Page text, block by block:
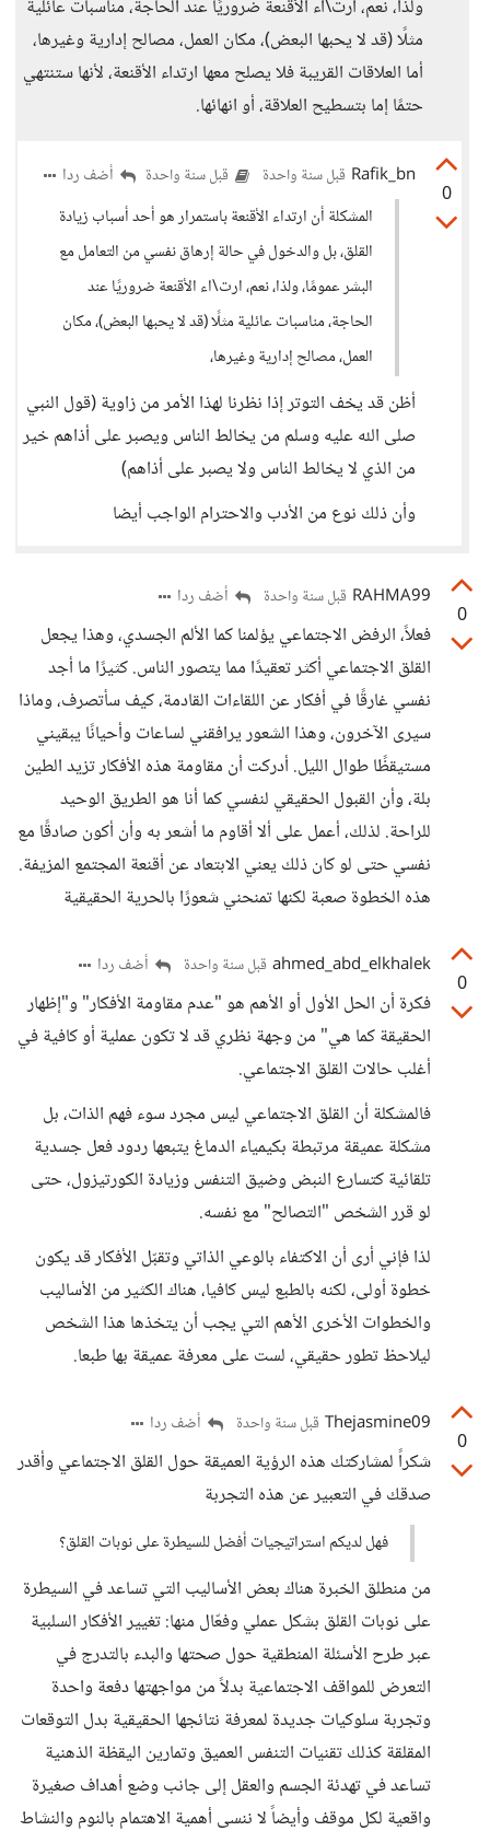
ولذا، نعم، ارت\اء الأقنعة ضروريًا عند الحاجة، مناسبات عائلية
مثلًا (قد لا يحبها البعض)، مكان العمل، مصالح إدارية وغيرها،
أما العلاقات القريبة فلا يصلح معها ارتداء الأقنعة، لأنها ستنتهي
حتمًا إما بتسطيح العلاقة، أو انهائها.
0
Rafik_bn قبل سنة واحدة قبل سنة واحدة
أضف ردا
المشكلة أن ارتداء الأقنعة باستمرار هو أحد أسباب زيادة
القلق، بل والدخول في حالة إرهاق نفسي من التعامل مع
البشر عمومًا، ولذا، نعم، ارت\اء الأقنعة ضروريًا عند
الحاجة، مناسبات عائلية مثلًا (قد لا يحبها البعض)، مكان
العمل، مصالح إدارية وغيرها،
أظن قد يخف التوتر إذا نظرنا لهذا الأمر من زاوية (قول النبي
صلى الله عليه وسلم من يخالط الناس ويصبر على أذاهم خير
من الذي لا يخالط الناس ولا يصبر على أذاهم)
وأن ذلك نوع من الأدب والاحترام الواجب أيضا
0
RAHMA99 قبل سنة واحدة أضف ردا
فعلاً، الرفض الاجتماعي يؤلمنا كما الألم الجسدي، وهذا يجعل
القلق الاجتماعي أكثر تعقيدًا مما يتصور الناس. كثيرًا ما أجد
نفسي غارقًا في أفكار عن اللقاءات القادمة، كيف سأتصرف، وماذا
سيرى الآخرون، وهذا الشعور يرافقني لساعات وأحيانًا يبقيني
مستيقظًا طوال الليل. أدركت أن مقاومة هذه الأفكار تزيد الطين
بلة، وأن القبول الحقيقي لنفسي كما أنا هو الطريق الوحيد
للراحة. لذلك، أعمل على ألا أقاوم ما أشعر به وأن أكون صادقًا مع
نفسي حتى لو كان ذلك يعني الابتعاد عن أقنعة المجتمع المزيفة.
هذه الخطوة صعبة لكنها تمنحني شعورًا بالحرية الحقيقية
0
ahmed_abd_elkhalek قبل سنة واحدة أضف ردا
فكرة أن الحل الأول أو الأهم هو "عدم مقاومة الأفكار" و"إظهار
الحقيقة كما هي" من وجهة نظري قد لا تكون عملية أو كافية في
أغلب حالات القلق الاجتماعي.
فالمشكلة أن القلق الاجتماعي ليس مجرد سوء فهم الذات، بل
مشكلة عميقة مرتبطة بكيمياء الدماغ يتبعها ردود فعل جسدية
تلقائية كتسارع النبض وضيق التنفس وزيادة الكورتيزول، حتى
لو قرر الشخص "التصالح" مع نفسه.
لذا فإني أرى أن الاكتفاء بالوعي الذاتي وتقبّل الأفكار قد يكون
خطوة أولى، لكنه بالطبع ليس كافيا، هناك الكثير من الأساليب
والخطوات الأخرى الأهم التي يجب أن يتخذها هذا الشخص
ليلاحظ تطور حقيقي، لست على معرفة عميقة بها طبعا.
0
Thejasmine09 قبل سنة واحدة أضف ردا
شكراً لمشاركتك هذه الرؤية العميقة حول القلق الاجتماعي وأقدر
صدقك في التعبير عن هذه التجربة
فهل لديكم استراتيجيات أفضل للسيطرة على نوبات القلق؟
من منطلق الخبرة هناك بعض الأساليب التي تساعد في السيطرة
على نوبات القلق بشكل عملي وفعّال منها: تغيير الأفكار السلبية
عبر طرح الأسئلة المنطقية حول صحتها والبدء بالتدرج في
التعرض للمواقف الاجتماعية بدلاً من مواجهتها دفعة واحدة
وتجربة سلوكيات جديدة لمعرفة نتائجها الحقيقية بدل التوقعات
المقلقة كذلك تقنيات التنفس العميق وتمارين اليقظة الذهنية
تساعد في تهدئة الجسم والعقل إلى جانب وضع أهداف صغيرة
واقعية لكل موقف وأيضاً لا ننسى أهمية الاهتمام بالنوم والنشاط